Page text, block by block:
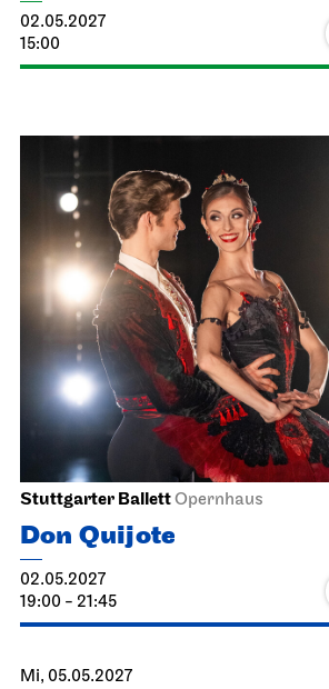
02.05.2027
15:00
Stuttgarter BallettOpernhaus
Don Quijote
02.05.2027
19:00 - 21:45
Mi, 05.05.2027